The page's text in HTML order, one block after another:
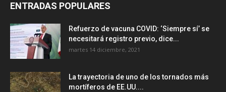
ENTRADAS POPULARES
Refuerzo de vacuna COVID: ‘Siempre sí’ se
necesitará registro previo, dice...
martes 14 diciembre, 2021
La trayectoria de uno de los tornados más
mortíferos de EE.UU....